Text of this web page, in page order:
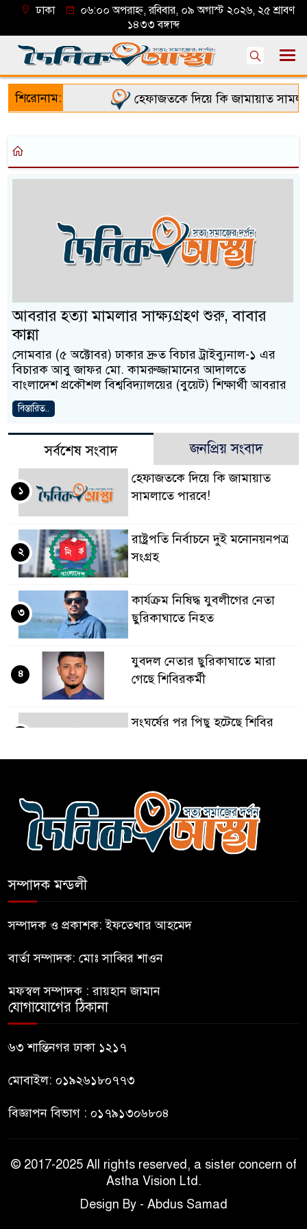
ঢাকা
০৬:০০ অপরাহ্ন, রবিবার, ০৯ অগাস্ট ২০২৬, ২৫ শ্রাবণ
১৪৩৩ বঙ্গাব্দ
শিরোনাম: হেফাজতকে দিয়ে কি জামায়াত
আবরার হত্যা মামলার সাক্ষ্যগ্রহণ শুরু, বাবার
কান্না
সোমবার (৫ অক্টোবর) ঢাকার দ্রুত বিচার ট্রাইব্যুনাল-১ এর
বিচারক আবু জাফর মো. কামরুজ্জামানের আদালতে
বাংলাদেশ প্রকৌশল বিশ্ববিদ্যালয়ের (বুয়েট) শিক্ষার্থী আবরার
বিস্তারিত..
সর্বশেষ সংবাদ জনপ্রিয় সংবাদ
হেফাজতকে দিয়ে কি জামায়াত
সামলাতে পারবে!
১
রাষ্ট্রপতি নির্বাচনে দুই মনোনয়নপত্র
সংগ্রহ
২
কার্যক্রম নিষিদ্ধ যুবলীগের নেতা
ছুরিকাঘাতে নিহত
৩
যুবদল নেতার ছুরিকাঘাতে মারা
গেছে শিবিরকর্মী
৪
সংঘর্ষের পর পিছু হটেছে শিবির
অবস্থানে আছে ছাত্রদল
৬
হযরত শাহজালাল বিমানবন্দরে
কিশোর
ভারত থেকে আসছে ২ দশমিক ৩
মেট্রিক টন টিয়ার শেল
সম্পাদক মন্ডলী
সম্পাদক ও প্রকাশক: ইফতেখার আহমেদ
বার্তা সম্পাদক: মোঃ সাব্বির শাওন
মফস্বল সম্পাদক : রায়হান জামান
যোগাযোগের ঠিকানা
৬৩ শান্তিনগর ঢাকা ১২১৭
মোবাইল: ০১৯২৬১৮০৭৭৩
বিজ্ঞাপন বিভাগ : ০১৭৯১৩০৬৮০৪
© 2017-2025 All rights reserved, a sister concern of
Astha Vision Ltd.
Design By - Abdus Samad